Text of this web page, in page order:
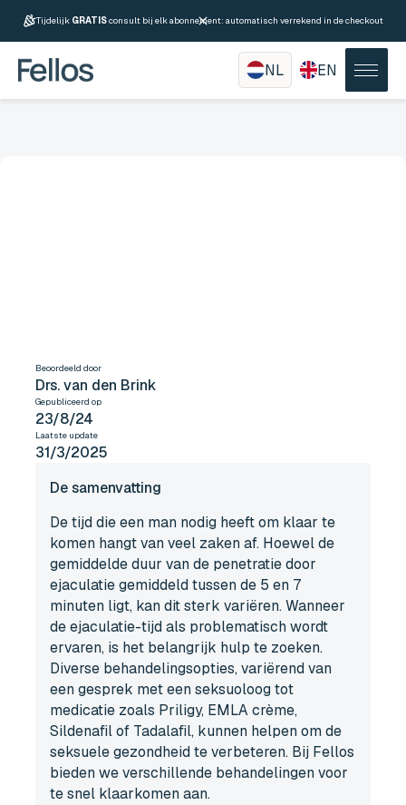
Tijdelijk GRATISconsult bij elk abonnement: automatisch verrekend in de checkout
NL EN
Beoordeeld door
Drs. van den Brink
Gepubliceerd op
23/8/24
Laatste update
31/3/2025
De samenvatting
De tijd die een man nodig heeft om klaar te
komen hangt van veel zaken af. Hoewel de
gemiddelde duur van de penetratie door
ejaculatie gemiddeld tussen de 5 en 7
minuten ligt, kan dit sterk variëren. Wanneer
de ejaculatie-tijd als problematisch wordt
ervaren, is het belangrijk hulp te zoeken.
Diverse behandelingsopties, variërend van
een gesprek met een seksuoloog tot
medicatie zoals Priligy, EMLA crème,
Sildenafil of Tadalafil, kunnen helpen om de
seksuele gezondheid te verbeteren. Bij Fellos
bieden we verschillende behandelingen voor
te snel klaarkomen aan.